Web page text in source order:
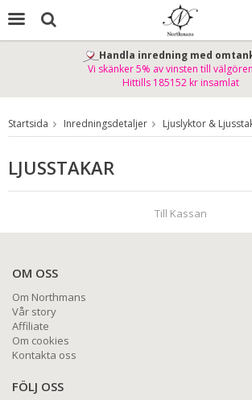
Produkten har blivit tillagd i
Handla inredning med
Vi skänker 5% av vinsten till
Hittills 185152 kr insamlat
Startsida Inredningsdetaljer Ljuslyktor &
LJUSSTAKAR
Till Kassan
OM OSS
Om Northmans
Vår story
Affiliate
Om cookies
Kontakta oss
FÖLJ OSS